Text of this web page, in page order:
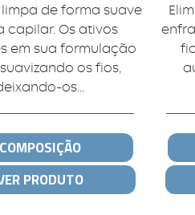
de forma suave
capilar. Os ativos
em sua formulação
os fios,
os...
COMPOSIÇÃO
PRODUTO